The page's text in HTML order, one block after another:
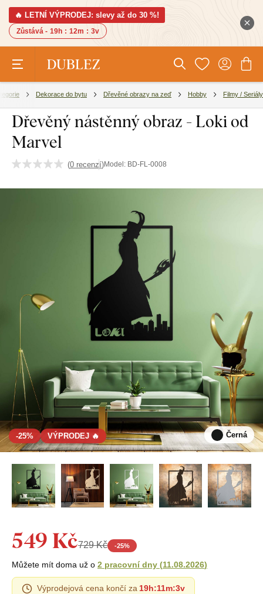
🔥 LETNÍ VÝPRODEJ: slevy až do 30 %!
Zůstává - 19h : 12m : 2v
Dekorace do bytu Dřevěné obrazy na zeď Hobby Filmy / Seriály
Dřevěný nástěnný obraz - Loki od
Marvel
(0 recenzí)Model: BD-FL-0008
-25% VÝPRODEJ 🔥 Černá
549 Kč729 Kč -25%
Můžete mít doma už o 2 pracovní dny (11.08.2026)
Výprodejová cena končí za 19h:11m:2v